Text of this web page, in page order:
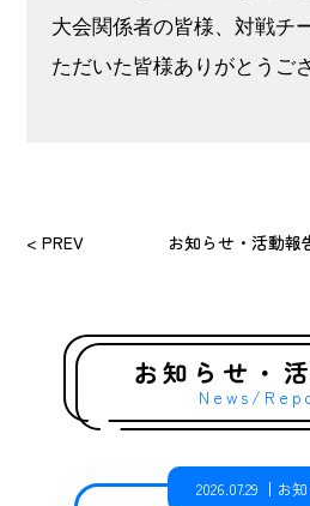
大会関係者の皆様、対戦チ
ただいた皆様ありがとうご
< PREV お知らせ・活動報
お知らせ・
News/
2026.07.29 お